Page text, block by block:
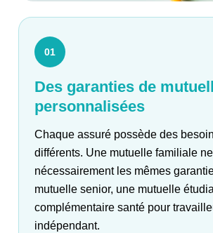
01
Des garanties de
personnalisées
Chaque assuré possède des
différents. Une mutuelle familiale
nécessairement les mêmes
mutuelle senior, une mutuelle
complémentaire santé pour
indépendant.